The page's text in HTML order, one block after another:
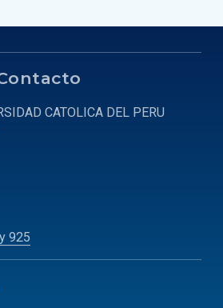
CATOLICA DEL PERU
925